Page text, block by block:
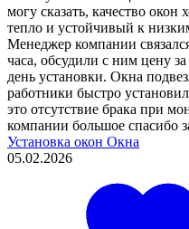
могу сказать, качество
тепло и устойчивый к
Менеджер компании
часа, обсудили с ним цену
день установки. Окна
работники быстро
это отсутствие брака при
компании большое спасибо
Установка окон Окна
05.02.2026